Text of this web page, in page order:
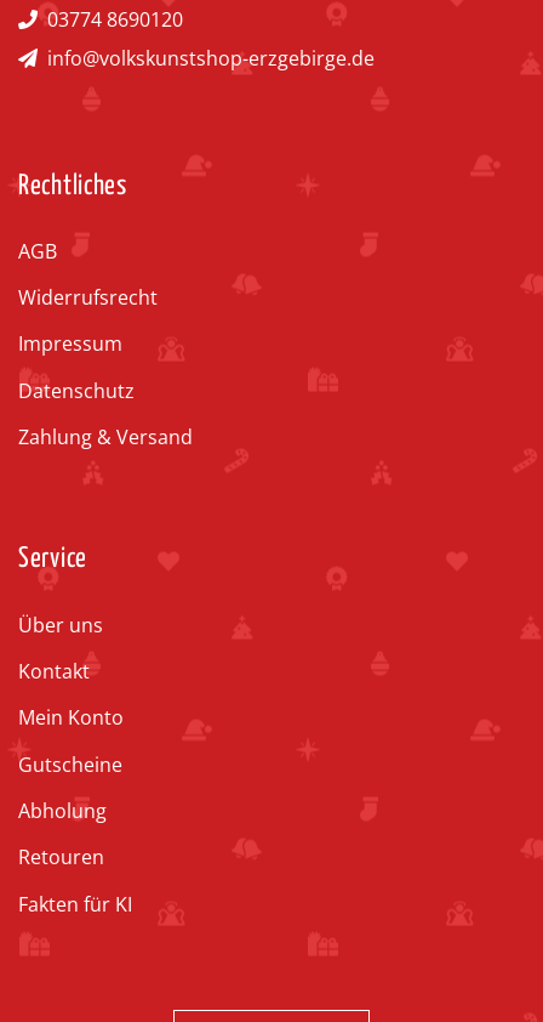
03774 8690120
info@volkskunstshop-erzgebirge.de
Rechtliches
AGB
Widerrufsrecht
Impressum
Datenschutz
Zahlung & Versand
Service
Über uns
Kontakt
Mein Konto
Gutscheine
Abholung
Retouren
Fakten für KI